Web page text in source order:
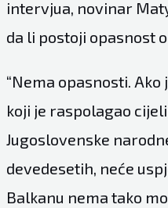
intervjua, novinar
da li postoji opasnost
“Nema opasnosti.
koji je raspolagao
Jugoslovenske
devedesetih, neće
Balkanu nema tako